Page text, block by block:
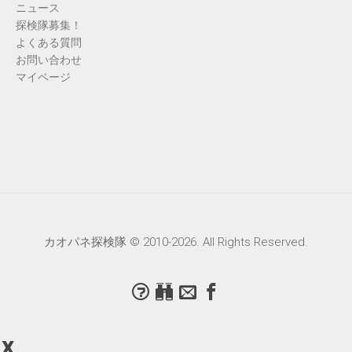
ニュース
探検隊募集！
よくある質問
お問い合わせ
マイページ
カオパネ探検隊 © 2010-2026. All Rights Reserved.